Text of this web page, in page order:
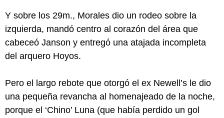
Y sobre los 29m., Morales dio un rodeo sobre la
izquierda, mandó centro al corazón del área que
cabeceó Janson y entregó una atajada incompleta
del arquero Hoyos.
Pero el largo rebote que otorgó el ex Newell’s le dio
una pequeña revancha al homenajeado de la noche,
porque el ‘Chino’ Luna (que había perdido un gol